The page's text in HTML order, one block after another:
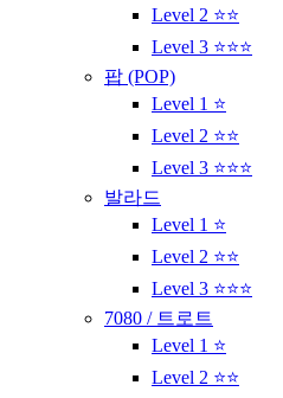
Level 2 ⭐⭐
Level 3 ⭐⭐⭐
팝 (POP)
Level 1 ⭐
Level 2 ⭐⭐
Level 3 ⭐⭐⭐
발라드
Level 1 ⭐
Level 2 ⭐⭐
Level 3 ⭐⭐⭐
7080 / 트로트
Level 1 ⭐
Level 2 ⭐⭐